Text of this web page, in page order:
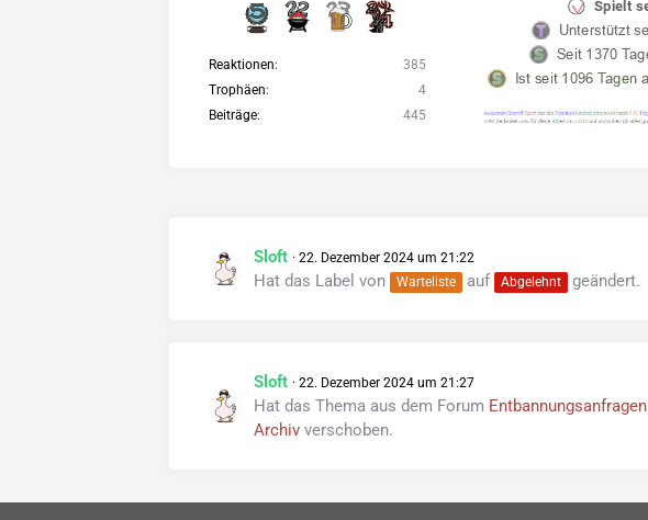
Reaktionen
385
Trophäen
4
Beiträge
445
Sloft 22. Dezember 2024 um 21:22
Hat das Label von Warteliste auf Abgelehnt geändert.
Sloft 22. Dezember 2024 um 21:27
Hat das Thema aus dem Forum Entbannungsanfragen
Archiv verschoben.